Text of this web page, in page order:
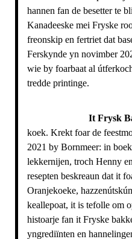
hannen fan de besetter te
Kanadeeske mei Fryske
freonskip en fertriet dat
Ferskynde yn novimber
wie by foarbaat al
tredde printinge.
It Frysk
koek. Krekt foar de
2021 by Bornmeer: in
lekkernijen, troch Henny
resepten beskreaun dat it
Oranjekoeke,
keallepoat, it is tefolle om
histoarje fan it Fryske
yngrediïnten en